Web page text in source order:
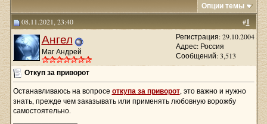
Опции темы
#1
08.11.2021, 23:40
Ангел
Маг Андрей
Регистрация: 29.10.2004
Адрес: Россия
Сообщений: 3,513
Откуп за приворот
Останавливаюсь на вопросе откупа за приворот, это важно и нужно
знать, прежде чем заказывать или применять любовную ворожбу
самостоятельно.